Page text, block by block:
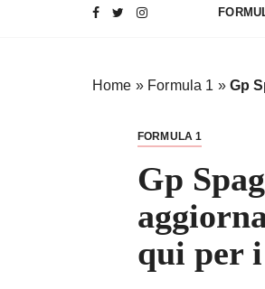
Home » Formula 1 » Gp
FORMULA 1
Gp
qui per